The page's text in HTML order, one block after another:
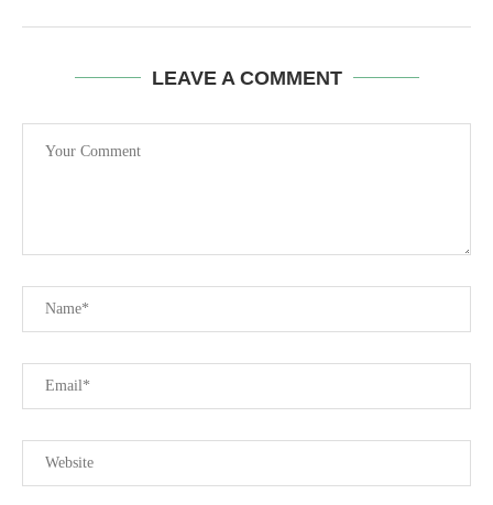
LEAVE A COMMENT